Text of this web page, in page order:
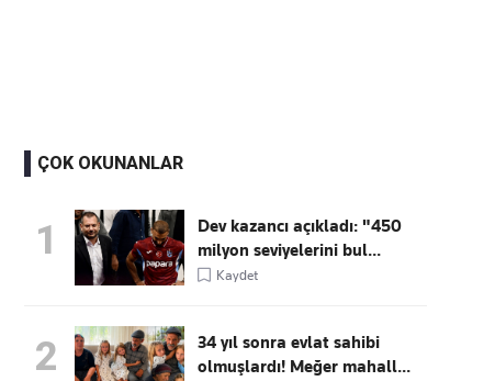
ÇOK OKUNANLAR
1
Dev kazancı açıkladı: "450
milyon seviyelerini bul...
Kaydet
2
34 yıl sonra evlat sahibi
olmuşlardı! Meğer mahall...